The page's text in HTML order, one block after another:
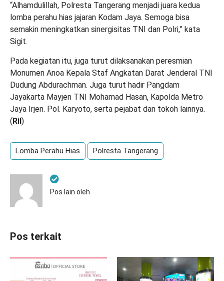
“Alhamdulillah, Polresta Tangerang menjadi juara kedua
lomba perahu hias jajaran Kodam Jaya. Semoga bisa
semakin meningkatkan sinergisitas TNI dan Polri,” kata
Sigit.
Pada kegiatan itu, juga turut dilaksanakan peresmian
Monumen Anoa Kepala Staf Angkatan Darat Jenderal TNI
Dudung Abdurachman. Juga turut hadir Pangdam
Jayakarta Mayjen TNI Mohamad Hasan, Kapolda Metro
Jaya Irjen. Pol. Karyoto, serta pejabat dan tokoh lainnya.
( Ril )
Lomba Perahu Hias Polresta Tangerang
Pos lain oleh
Pos terkait